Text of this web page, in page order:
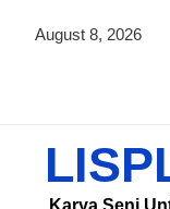
August 8, 2026
Karya Seni